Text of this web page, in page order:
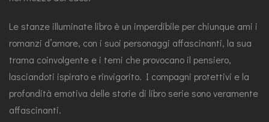
Le stanze illuminate libro è un imperdibile per chiunque ami i
romanzi d’amore, con i suoi personaggi affascinanti, la sua
trama coinvolgente e i temi che provocano il pensiero,
lasciandoti ispirato e rinvigorito. I compagni protettivi e la
profondità emotiva delle storie di libro serie sono veramente
affascinanti.